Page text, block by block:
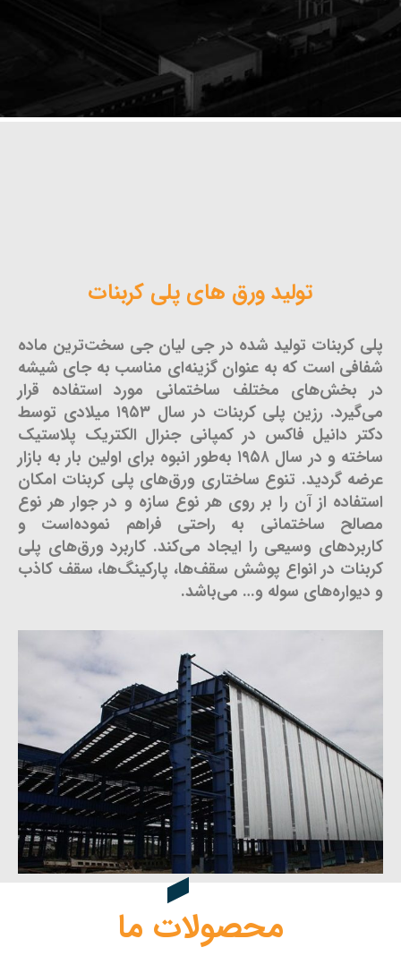
تولید ورق های پلی کربنات
پلی کربنات تولید شده در جی لیان جی سخت‌ترین ماده
شفافی است که به عنوان گزینه‌ای مناسب به جای شیشه
در بخش‌های مختلف ساختمانی مورد استفاده قرار
می‌گیرد. رزین پلی کربنات در سال ۱۹۵۳ میلادی توسط
دکتر دانیل فاکس در کمپانی جنرال الکتریک پلاستیک
ساخته و در سال ۱۹۵۸ به‌طور انبوه برای اولین بار به بازار
عرضه گردید. تنوع ساختاری ورق‌های پلی کربنات امکان
استفاده از آن را بر روی هر نوع سازه و در جوار هر نوع
مصالح ساختمانی به راحتی فراهم نموده‌است و
کاربردهای وسیعی را ایجاد می‌کند. کاربرد ورق‌های پلی
کربنات در انواع پوشش سقف‌ها، پارکینگ‌ها، سقف کاذب
و دیواره‌های سوله و… می‌باشد.
محصولات ما